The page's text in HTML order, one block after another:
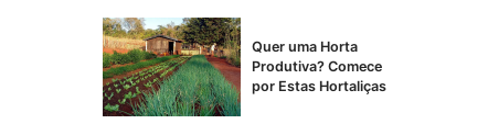
Quer uma Horta
Produtiva? Comece
por Estas Hortaliças